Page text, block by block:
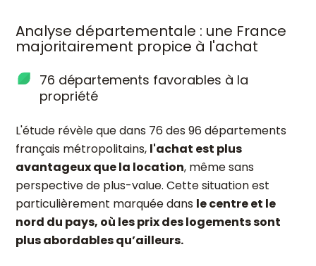
Analyse départementale : une France
majoritairement propice à l'achat
76 départements favorables à la
propriété
L'étude révèle que dans 76 des 96 départements
français métropolitains, l'achat est plus
avantageux que la location, même sans
perspective de plus-value. Cette situation est
particulièrement marquée dans le centre et le
nord du pays, où les prix des logements sont
plus abordables qu’ailleurs.